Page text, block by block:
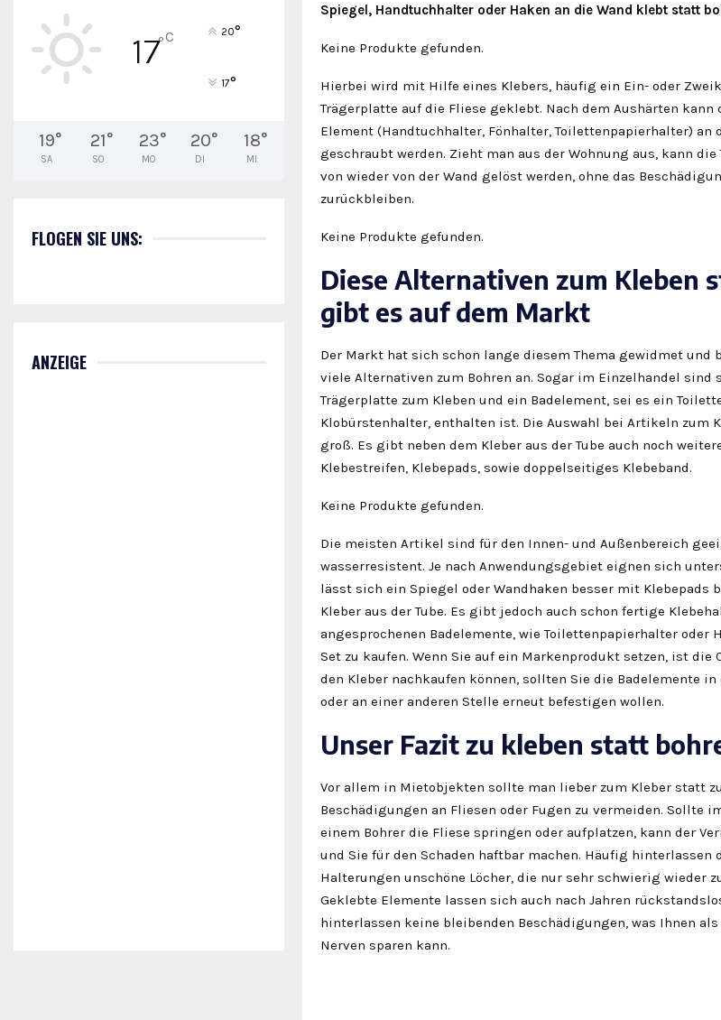
Spiegel, Handtuchhalter oder Haken an die Wand klebt statt
Keine Produkte gefunden.
Hierbei wird mit Hilfe eines Klebers, häufig ein Ein- oder
Trägerplatte auf die Fliese geklebt. Nach dem Aushärten kann
Element (Handtuchhalter, Fönhalter, Toilettenpapierhalter) an
geschraubt werden. Zieht man aus der Wohnung aus, kann
von wieder von der Wand gelöst werden, ohne das
zurückbleiben.
Keine Produkte gefunden.
Diese Alternativen zum Kleben
gibt es auf dem Markt
Der Markt hat sich schon lange diesem Thema gewidmet und
viele Alternativen zum Bohren an. Sogar im Einzelhandel sind
Trägerplatte zum Kleben und ein Badelement, sei es ein
Klobürstenhalter, enthalten ist. Die Auswahl bei Artikeln zum
groß. Es gibt neben dem Kleber aus der Tube auch noch
Klebestreifen, Klebepads, sowie doppelseitiges Klebeband.
Keine Produkte gefunden.
Die meisten Artikel sind für den Innen- und Außenbereich
wasserresistent. Je nach Anwendungsgebiet eignen sich
lässt sich ein Spiegel oder Wandhaken besser mit Klebepads
Kleber aus der Tube. Es gibt jedoch auch schon fertige
angesprochenen Badelemente, wie Toilettenpapierhalter oder
Set zu kaufen. Wenn Sie auf ein Markenprodukt setzen, ist die
den Kleber nachkaufen können, sollten Sie die Badelemente
oder an einer anderen Stelle erneut befestigen wollen.
Unser Fazit zu kleben statt
Vor allem in Mietobjekten sollte man lieber zum Kleber statt
Beschädigungen an Fliesen oder Fugen zu vermeiden. Sollte
einem Bohrer die Fliese springen oder aufplatzen, kann der
und Sie für den Schaden haftbar machen. Häufig hinterlassen
Halterungen unschöne Löcher, die nur sehr schwierig wieder
Geklebte Elemente lassen sich auch nach Jahren
hinterlassen keine bleibenden Beschädigungen, was Ihnen
Nerven sparen kann.
17°C 20°
17°
19°
SA
21°
SO
23°
MO
20°
DI
18°
MI
FLOGEN SIE UNS:
ANZEIGE